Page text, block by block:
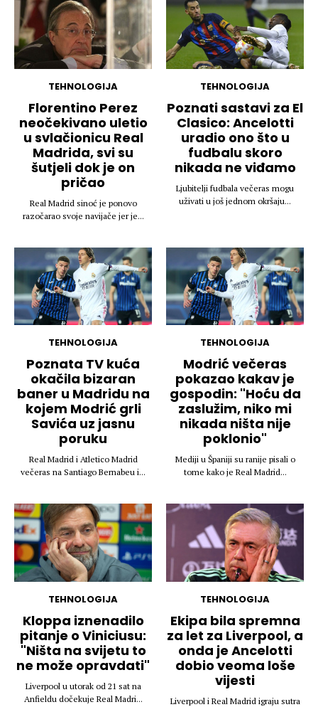
TEHNOLOGIJA
Florentino Perez
neočekivano uletio
u svlačionicu Real
Madrida, svi su
šutjeli dok je on
pričao
Real Madrid sinoć je ponovo
razočarao svoje navijače jer je...
TEHNOLOGIJA
Poznati sastavi za El
Clasico: Ancelotti
uradio ono što u
fudbalu skoro
nikada ne viđamo
Ljubitelji fudbala večeras mogu
uživati u još jednom okršaju...
TEHNOLOGIJA
Poznata TV kuća
okačila bizaran
baner u Madridu na
kojem Modrić grli
Savića uz jasnu
poruku
Real Madrid i Atletico Madrid
večeras na Santiago Bernabeu i...
TEHNOLOGIJA
Modrić večeras
pokazao kakav je
gospodin: "Hoću da
zaslužim, niko mi
nikada ništa nije
poklonio"
Mediji u Španiji su ranije pisali o
tome kako je Real Madrid...
TEHNOLOGIJA
Kloppa iznenadilo
pitanje o Viniciusu:
"Ništa na svijetu to
ne može opravdati"
Liverpool u utorak od 21 sat na
Anfieldu dočekuje Real Madri...
TEHNOLOGIJA
Ekipa bila spremna
za let za Liverpool, a
onda je Ancelotti
dobio veoma loše
vijesti
Liverpool i Real Madrid igraju sutra